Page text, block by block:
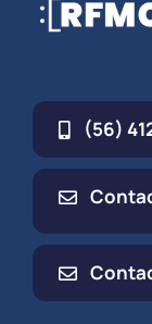
(56)